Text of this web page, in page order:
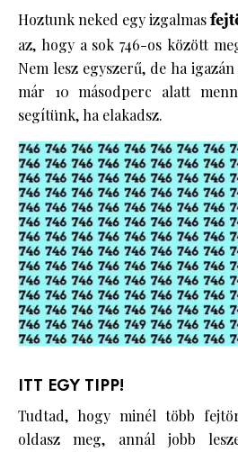
Hoztunk neked egy izgalmas
az, hogy a sok 746-os között
Nem lesz egyszerű, de ha igazán
már 10 másodperc alatt
segítünk, ha elakadsz.
ITT EGY TIPP!
Tudtad, hogy minél több
oldasz meg, annál jobb